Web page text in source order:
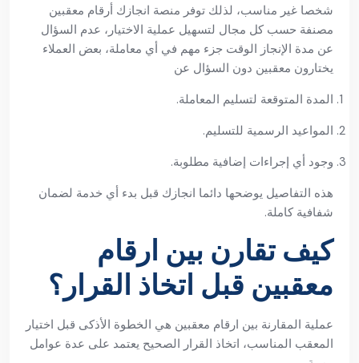
شخصا غير مناسب، لذلك توفر منصة انجازك أرقام معقبين
مصنفة حسب كل مجال لتسهيل عملية الاختيار، عدم السؤال
عن مدة الإنجاز الوقت جزء مهم في أي معاملة، بعض العملاء
يختارون معقبين دون السؤال عن
المدة المتوقعة لتسليم المعاملة.
المواعيد الرسمية للتسليم.
وجود أي إجراءات إضافية مطلوبة.
هذه التفاصيل يوضحها دائما انجازك قبل بدء أي خدمة لضمان
شفافية كاملة.
كيف تقارن بين ارقام
معقبين قبل اتخاذ القرار؟
عملية المقارنة بين ارقام معقبين هي الخطوة الأذكى قبل اختيار
المعقب المناسب، اتخاذ القرار الصحيح يعتمد على عدة عوامل